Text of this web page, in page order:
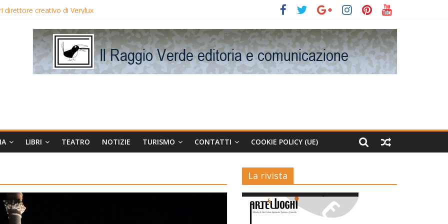
Avis
Edwards in proiezione per i LunedìLùmière
la regista Liliana Cavani e Tomas Milian
LIBRI TEATRO NOTIZIE TURISMO CONTATTI COOKIE POLICY (UE)
La rivista